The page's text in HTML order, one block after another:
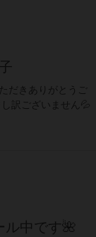
だきありがとうご
訳ございません💦
ル中です🌺